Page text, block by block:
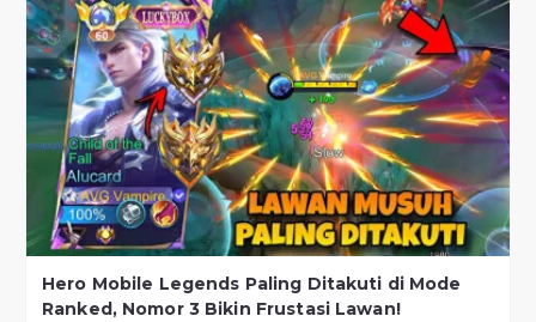
Hero Mobile Legends Paling Ditakuti di Mode
Ranked, Nomor 3 Bikin Frustasi Lawan!